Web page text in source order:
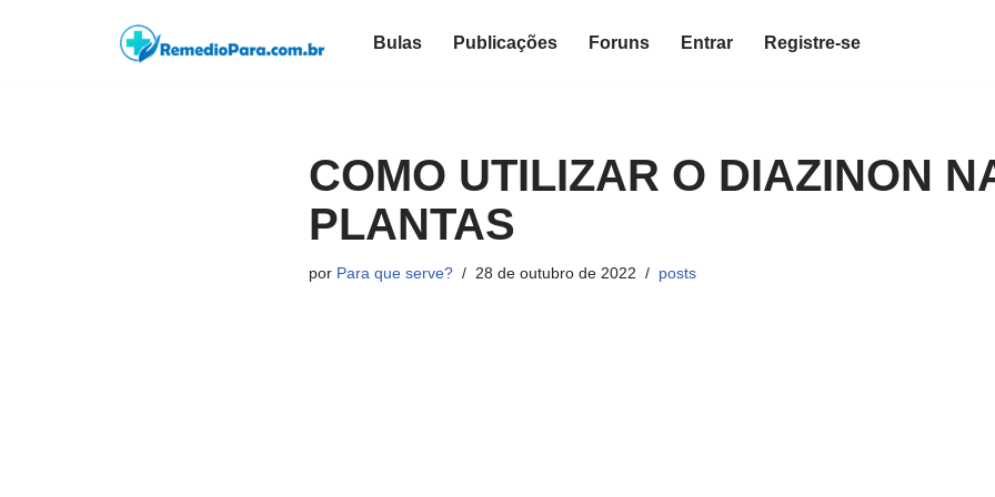
Bulas Publicações Foruns Entrar Registre-se
COMO UTILIZAR O DIAZINON
PLANTAS
por Para que serve? 28 de outubro de 2022 posts